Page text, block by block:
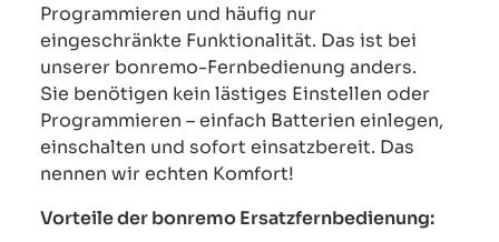
Programmieren und häufig nur
eingeschränkte Funktionalität. Das ist bei
unserer bonremo-Fernbedienung anders.
Sie benötigen kein lästiges Einstellen oder
Programmieren – einfach Batterien einlegen,
einschalten und sofort einsatzbereit. Das
nennen wir echten Komfort!
Vorteile der bonremo Ersatzfernbedienung: